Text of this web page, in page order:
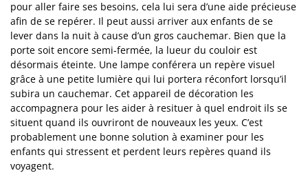
pour aller faire ses besoins, cela lui sera d’une aide précieuse
afin de se repérer. Il peut aussi arriver aux enfants de se
lever dans la nuit à cause d’un gros cauchemar. Bien que la
porte soit encore semi-fermée, la lueur du couloir est
désormais éteinte. Une lampe conférera un repère visuel
grâce à une petite lumière qui lui portera réconfort lorsqu’il
subira un cauchemar. Cet appareil de décoration les
accompagnera pour les aider à resituer à quel endroit ils se
situent quand ils ouvriront de nouveaux les yeux. C’est
probablement une bonne solution à examiner pour les
enfants qui stressent et perdent leurs repères quand ils
voyagent.